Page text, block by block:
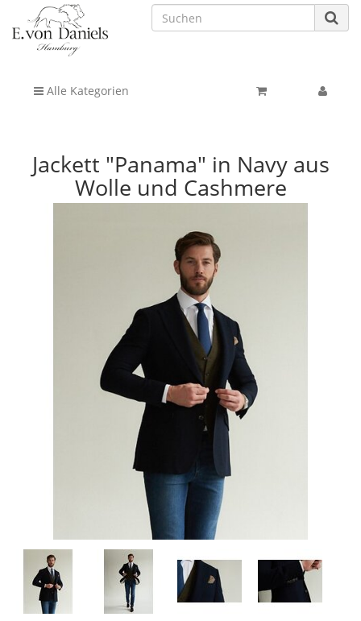
Alle Kategorien
Jackett "Panama" in Navy aus
Wolle und Cashmere